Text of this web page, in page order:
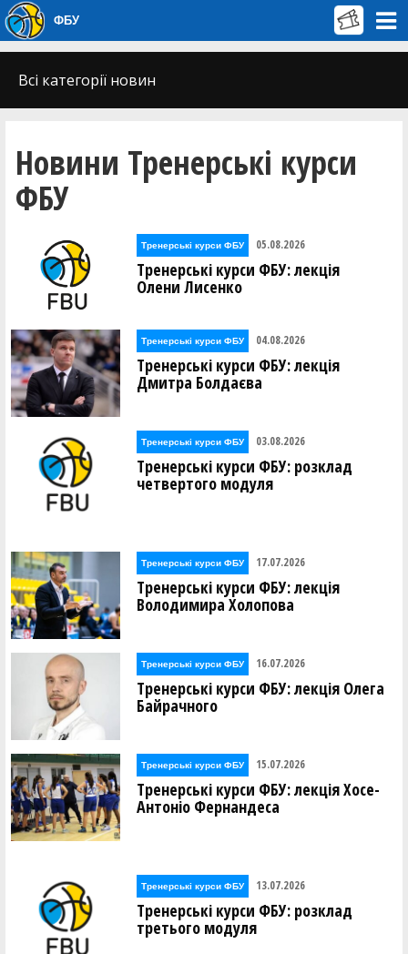
ФБУ
Всі категорії новин
Новини Тренерські курси
ФБУ
Тренерські курси ФБУ 05.08.2026
Тренерські курси ФБУ: лекція
Олени Лисенко
Тренерські курси ФБУ 04.08.2026
Тренерські курси ФБУ: лекція
Дмитра Болдаєва
Тренерські курси ФБУ 03.08.2026
Тренерські курси ФБУ: розклад
четвертого модуля
Тренерські курси ФБУ 17.07.2026
Тренерські курси ФБУ: лекція
Володимира Холопова
Тренерські курси ФБУ 16.07.2026
Тренерські курси ФБУ: лекція Олега
Байрачного
Тренерські курси ФБУ 15.07.2026
Тренерські курси ФБУ: лекція Хосе-
Антоніо Фернандеса
Тренерські курси ФБУ 13.07.2026
Тренерські курси ФБУ: розклад
третього модуля